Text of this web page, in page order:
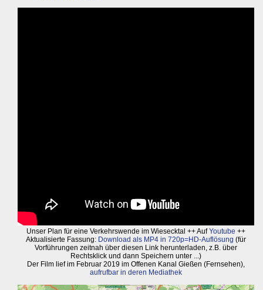
Unser Plan für eine Verkehrswende im Wiesecktal ++ AufYoutube ++
Aktualisierte Fassung: Download als MP4 in 720p=HD-Auflösung (für
Vorführungen zeitnah über diesen Link herunterladen, z.B. über
Rechtsklick und dann Speichern unter ...)
Der Film lief im Februar 2019 im Offenen Kanal Gießen (Fernsehen),
aufrufbar in deren Mediathek